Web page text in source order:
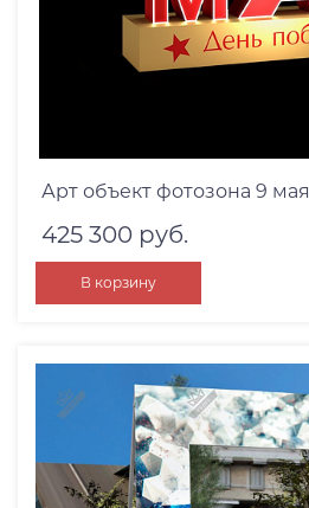
Арт объект фотозона 9 мая
425 300 руб.
В корзину